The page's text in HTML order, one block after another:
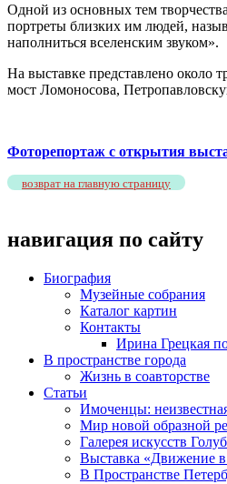
Одной из основных тем
портреты близких им людей,
наполниться вселенским звуком».
На выставке представлено около
мост Ломоносова,
Фоторепортаж с открытия
возврат на главную страницу
навигация по сайту
Биография
Музейные собрания
Каталог картин
Контакты
Ирина Грецкая
В пространстве города
Жизнь в соавторстве
Статьи
Имоченцы:
Мир новой образной
Галерея искусств
Выставка «Движение в
В Пространстве